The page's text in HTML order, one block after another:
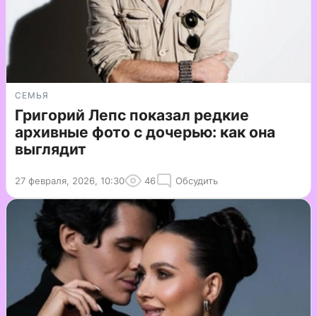
СЕМЬЯ
Григорий Лепс показал редкие
архивные фото с дочерью: как она
выглядит
27 февраля, 2026, 10:30 46 Обсудить